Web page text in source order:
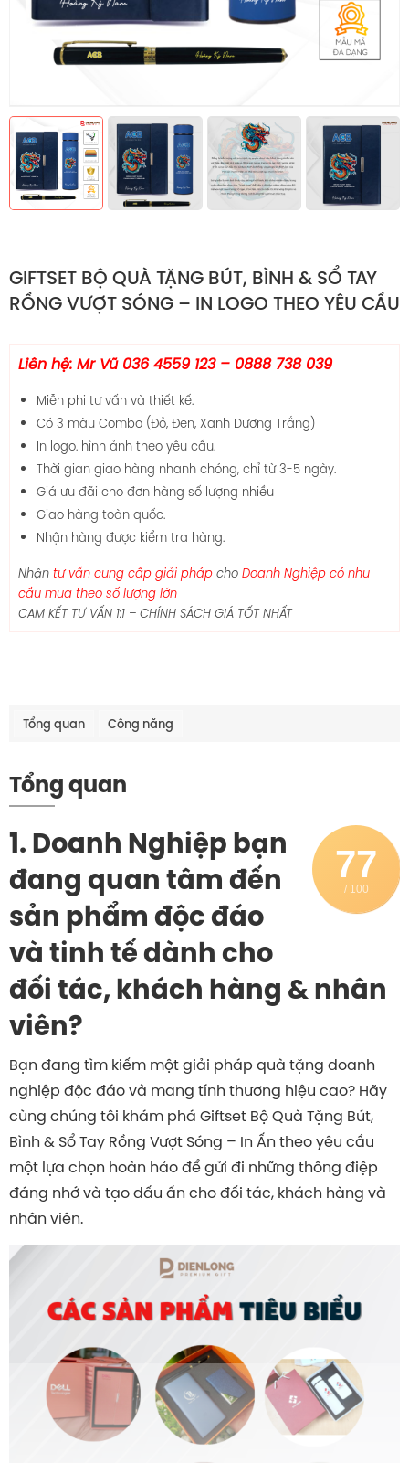
GIFTSET BỘ QUÀ TẶNG BÚT, BÌNH & SỔ TAY
RỒNG VƯỢT SÓNG – IN LOGO THEO YÊU CẦU
Liên hệ: Mr Vũ 036 4559 123 – 0888 738 039
Miễn phi tư vấn và thiết kế.
Có 3 màu Combo (Đỏ, Đen, Xanh Dương Trắng)
In logo. hình ảnh theo yêu cầu.
Thời gian giao hàng nhanh chóng, chỉ từ 3-5 ngày.
Giá ưu đãi cho đơn hàng số lượng nhiều
Giao hàng toàn quốc.
Nhận hàng được kiểm tra hàng.
Nhận tư vấn cung cấp giải pháp cho Doanh Nghiệp có nhu
cầu mua theo số lượng lớn
CAM KẾT TƯ VẤN 1:1 – CHÍNH SÁCH GIÁ TỐT NHẤT
Tổng quan Công năng
Tổng quan
77
/ 100
1. Doanh Nghiệp bạn
đang quan tâm đến
sản phẩm độc đáo
và tinh tế dành cho
đối tác, khách hàng & nhân
viên?
Bạn đang tìm kiếm một giải pháp quà tặng doanh
nghiệp độc đáo và mang tính thương hiệu cao? Hãy
cùng chúng tôi khám phá Giftset Bộ Quà Tặng Bút,
Bình & Sổ Tay Rồng Vượt Sóng – In Ấn theo yêu cầu
một lựa chọn hoàn hảo để gửi đi những thông điệp
đáng nhớ và tạo dấu ấn cho đối tác, khách hàng và
nhân viên.